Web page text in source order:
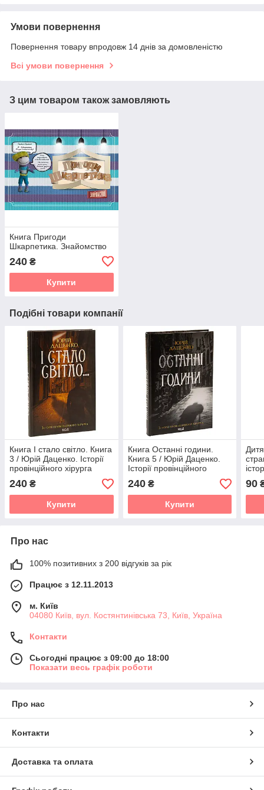
Умови повернення
Повернення товару впродовж 14 днів за домовленістю
Всі умови повернення
З цим товаром також замовляють
Книга Пригоди
Шкарпетика. Знайомство
240 ₴
Купити
Подібні товари компанії
Книга І стало світло. Книга
3 / Юрій Даценко. Історії
провінційного хірурга
240 ₴
Купити
Книга Останні години.
Книга 5 / Юрій Даценко.
Історії провінційного
хірурга
240₴
Купити
90
Про нас
100% позитивних з 200 відгуків за рік
Працює з 12.11.2013
м. Київ
04080 Київ, вул. Костянтинівська 73, Київ, Україна
Контакти
Сьогодні працює з 09:00 до 18:00
Показати весь графік роботи
Про нас
Контакти
Доставка та оплата